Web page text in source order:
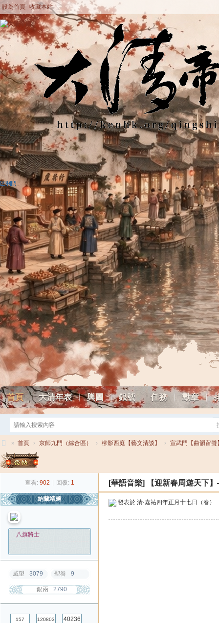
設為首頁 收藏本站
首頁 大清年表 輿圖 銀號 任務 勳章
大
清
國
» 首頁 › 京師九門（綜合區） › 柳影西庭【藝文清談】 › 宣武門【曲韻留聲
發帖
查看: 902 回覆: 1 [華語音樂] 【迎新春周遊天下
納蘭靖颺
八旗將士
威望 3079 聖眷 9
銀兩 2790
157 120803
40236
發表於 清·嘉祐四年正月十七日（春）